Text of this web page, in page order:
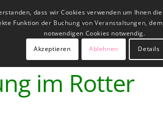
Qualifizierende Fachausbildungen
im Rotter
dass wir Cookies verwenden um Ihnen
Funktion der Buchung von Veranstaltungen,
notwendigen Cookies notwendig.
Akzeptieren
Ablehnen Details